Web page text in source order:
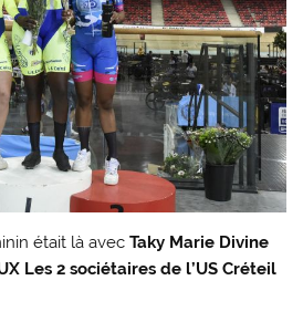
était là avecTaky Marie Divine
Les 2 sociétaires de l’US Créteil